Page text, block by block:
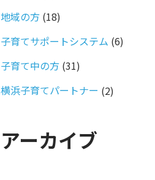
地域の方 (18)
子育てサポートシステム (6)
子育て中の方 (31)
横浜子育てパートナー (2)
アーカイブ